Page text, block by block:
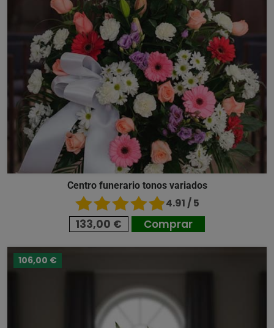
Centro funerario tonos variados
4.91 / 5
133,00 € Comprar
106,00 €